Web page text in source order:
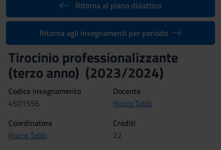
Ritorna al piano didattico
Ritorna agli insegnamenti per periodo
Tirocinio professionalizzante
(terzo anno) (2023/2024)
Codice insegnamento
4S01556
Docente
Rocco Tabbi
Coordinatore
Rocco Tabbi
Crediti
22